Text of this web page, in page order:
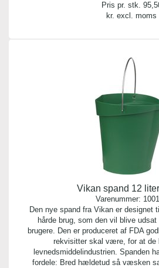
Pris pr. stk.
kr. excl. moms
Vikan spand 12
Varenummer:
Den nye spand fra Vikan er designet
hårde brug, som den vil blive
brugere. Den er produceret af FDA
rekvisitter skal være, for at de
levnedsmiddelindustrien. Spanden
fordele: Bred hældetud så væsken